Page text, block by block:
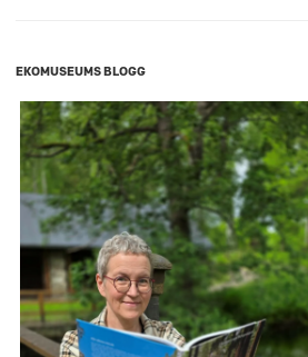
EKOMUSEUMS BLOGG